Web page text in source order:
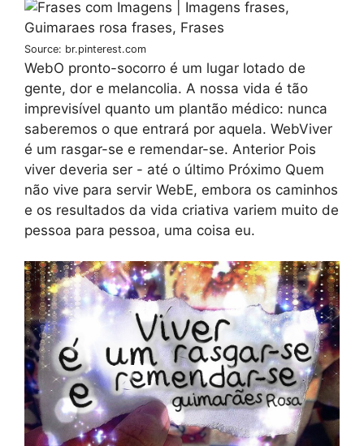
Source: br.pinterest.com
WebO pronto-socorro é um lugar lotado de
gente, dor e melancolia. A nossa vida é tão
imprevisível quanto um plantão médico: nunca
saberemos o que entrará por aquela. WebViver
é um rasgar-se e remendar-se. Anterior Pois
viver deveria ser - até o último Próximo Quem
não vive para servir WebE, embora os caminhos
e os resultados da vida criativa variem muito de
pessoa para pessoa, uma coisa eu.